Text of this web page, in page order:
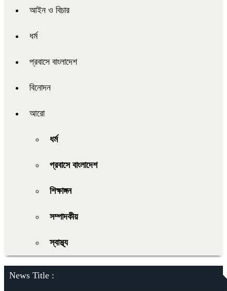
আইন ও বিচার
ধর্ম
প্রবাসে বাংলাদেশ
বিনোদন
আরো
ধর্ম
প্রবাসে বাংলাদেশ
শিক্ষাঙ্গন
সম্পাদকীয়
স্বাস্থ্য
News Title :